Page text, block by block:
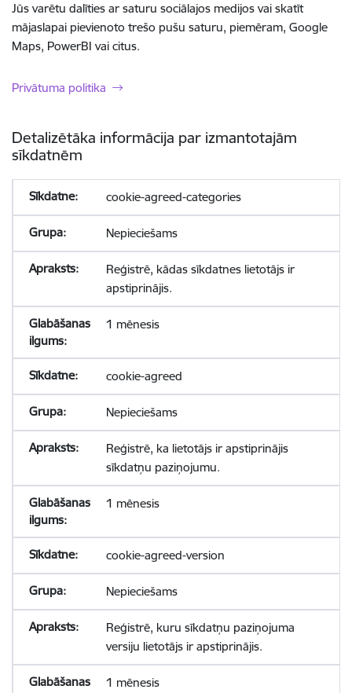
Jūs varētu dalīties ar saturu sociālajos medijos vai skatīt
mājaslapai pievienoto trešo pušu saturu, piemēram, Google
Maps, PowerBI vai citus.
Privātuma politika
Detalizētāka informācija par izmantotajām
sīkdatnēm
cookie-agreed-categories
Nepieciešams
Reģistrē, kādas sīkdatnes lietotājs ir
apstiprinājis.
1 mēnesis
cookie-agreed
Nepieciešams
Reģistrē, ka lietotājs ir apstiprinājis
sīkdatņu paziņojumu.
1 mēnesis
cookie-agreed-version
Nepieciešams
Reģistrē, kuru sīkdatņu paziņojuma
versiju lietotājs ir apstiprinājis.
1 mēnesis